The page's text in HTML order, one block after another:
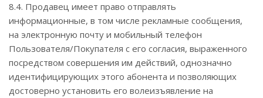
8.4. Продавец имеет право отправлять
информационные, в том числе рекламные сообщения,
на электронную почту и мобильный телефон
Пользователя/Покупателя с его согласия, выраженного
посредством совершения им действий, однозначно
идентифицирующих этого абонента и позволяющих
достоверно установить его волеизъявление на